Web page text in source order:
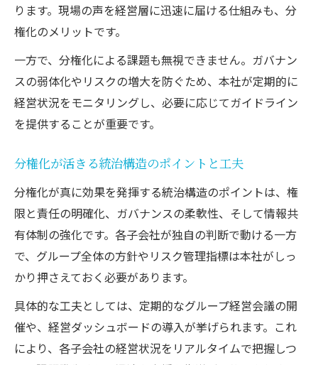
ります。現場の声を経営層に迅速に届ける仕組みも、分
権化のメリットです。
一方で、分権化による課題も無視できません。ガバナン
スの弱体化やリスクの増大を防ぐため、本社が定期的に
経営状況をモニタリングし、必要に応じてガイドライン
を提供することが重要です。
分権化が活きる統治構造のポイントと工夫
分権化が真に効果を発揮する統治構造のポイントは、権
限と責任の明確化、ガバナンスの柔軟性、そして情報共
有体制の強化です。各子会社が独自の判断で動ける一方
で、グループ全体の方針やリスク管理指標は本社がしっ
かり押さえておく必要があります。
具体的な工夫としては、定期的なグループ経営会議の開
催や、経営ダッシュボードの導入が挙げられます。これ
により、各子会社の経営状況をリアルタイムで把握しつ